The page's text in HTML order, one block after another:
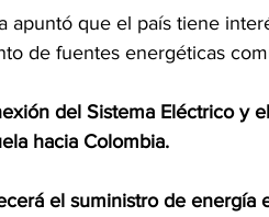
apuntó que el país tiene
de fuentes energéticas
del Sistema Eléctrico y
hacia Colombia.
el suministro de energía